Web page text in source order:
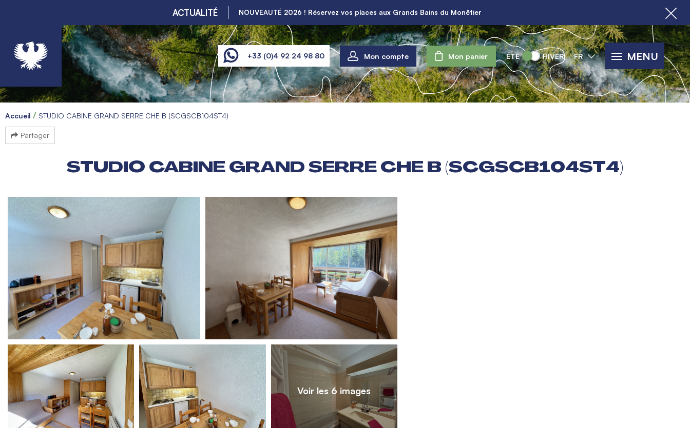
ACTUALITÉ NOUVEAUTÉ 2026 ! Réservez vos places aux Grands Bains du Monêtier
+33 (0)4 92 24 98 80 Mon compte Mon panier ÉTÉ HIVER FR MENU
Accueil STUDIO CABINE GRAND SERRE CHE B (SCGSCB104ST4)
Partager
STUDIO CABINE GRAND SERRE CHE B (SCGSCB104ST4)
Voir les 6 images